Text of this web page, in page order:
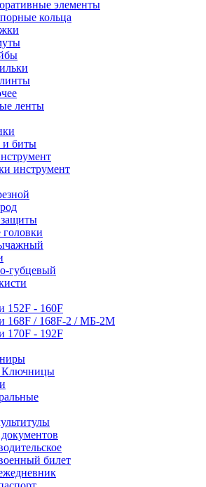
элементы
кольца
ленты
и биты
инструмент
защиты
губцевый
152F - 160F
168F / 168F-2 / МБ-2М
170F - 192F
Ключницы
билет